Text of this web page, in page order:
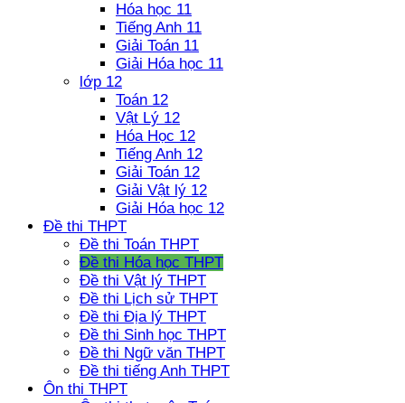
Hóa học 11
Tiếng Anh 11
Giải Toán 11
Giải Hóa học 11
lớp 12
Toán 12
Vật Lý 12
Hóa Học 12
Tiếng Anh 12
Giải Toán 12
Giải Vật lý 12
Giải Hóa học 12
Đề thi THPT
Đề thi Toán THPT
Đề thi Hóa học THPT
Đề thi Vật lý THPT
Đề thi Lịch sử THPT
Đề thi Địa lý THPT
Đề thi Sinh học THPT
Đề thi Ngữ văn THPT
Đề thi tiếng Anh THPT
Ôn thi THPT